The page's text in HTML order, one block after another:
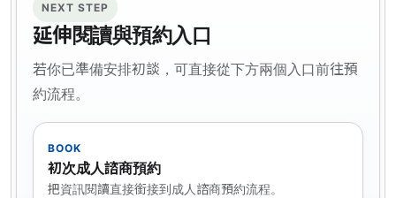
NEXT STEP
延伸閱讀與預約入口
若你已準備安排初談，可直接從下方兩個入口前往預
約流程。
BOOK
初次成人諮商預約
把資訊閱讀直接銜接到成人諮商預約流程。